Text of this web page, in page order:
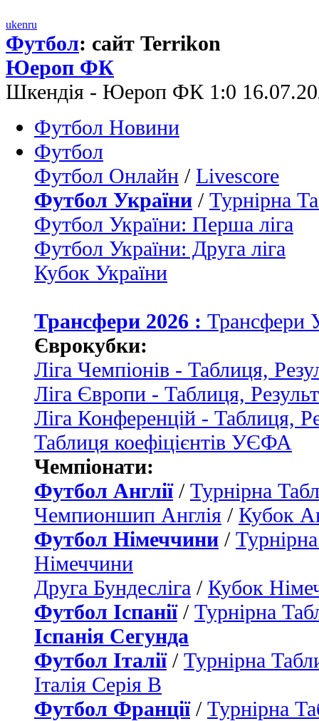
ukenru
Футбол: сайт Terrikon
Юероп ФК
Шкендія - Юероп ФК 1:0
Футбол Новини
Футбол
Футбол Онлайн / Livescore
Футбол України / Турнірна
Футбол України: Перша ліга
Футбол України: Друга ліга
Кубок України
Трансфери 2026 : Трансфери
Єврокубки:
Ліга Чемпіонів - Таблиця,
Ліга Європи - Таблиця,
Ліга Конференцій - Таблиця,
Таблиця коефіцієнтів УЄФА
Чемпіонати:
Футбол Англії/ Турнірна
Чемпионшип Англія / Кубок
Футбол Німеччини /
Німеччини
Друга Бундесліга / Кубок
Футбол Іспанії/ Турнірна
Іспанія Сегунда
Футбол Італії/ Турнірна
Італія Серія B
Футбол Франції/ Турнірна